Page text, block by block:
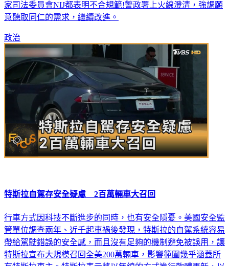
家司法委員會NIJ都表明不合規範!警政署上火線澄清，強調願
意聽取同仁的需求，繼續改進。
政治
特斯拉自駕存安全疑慮 2百萬輛車大召回
行車方式因科技不斷進步的同時，也有安全隱憂。美國安全監
管單位調查兩年、近千起車禍後發現，特斯拉的自駕系統容易
帶給駕駛錯誤的安全感，而且沒有足夠的機制避免被誤用，讓
特斯拉宣布大規模召回全美200萬輛車，影響範圍幾乎涵蓋所